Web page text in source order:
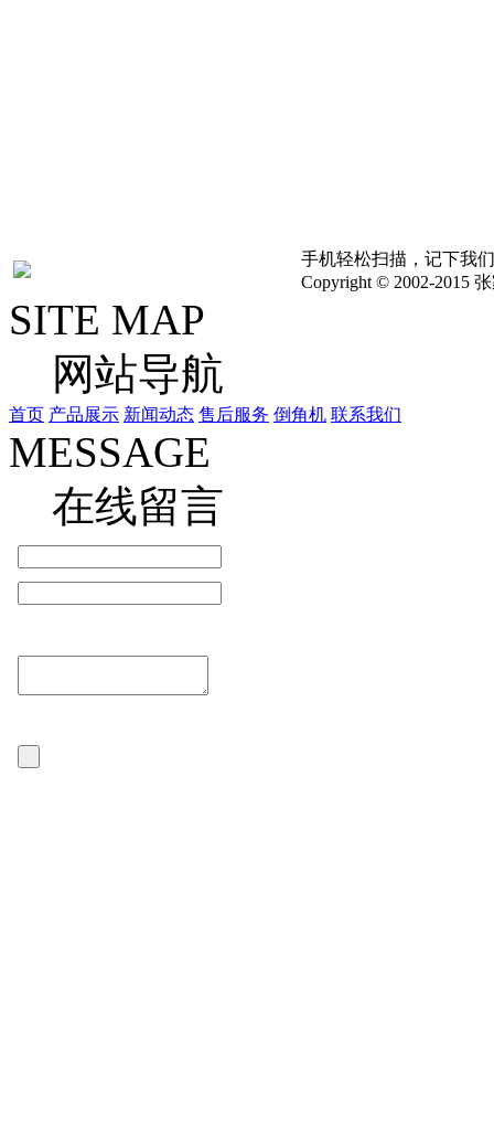
手机轻松扫描，记下我
Copyright © 2002-2015
SITE MAP
网站导航
首页 产品展示 新闻动态 售后服务 倒角机 联系我们
MESSAGE
在线留言